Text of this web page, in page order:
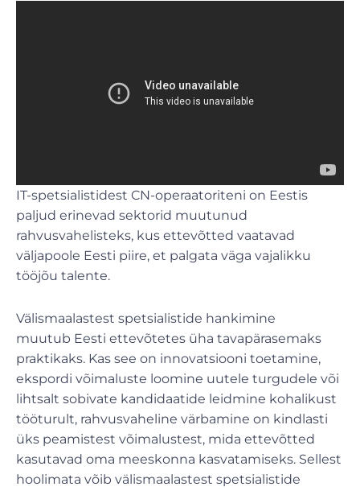
IT-spetsialistidest CN-operaatoriteni on Eestis
paljud erinevad sektorid muutunud
rahvusvahelisteks, kus ettevõtted vaatavad
väljapoole Eesti piire, et palgata väga vajalikku
tööjõu talente.
Välismaalastest spetsialistide hankimine
muutub Eesti ettevõtetes üha tavapärasemaks
praktikaks. Kas see on innovatsiooni toetamine,
ekspordi võimaluste loomine uutele turgudele või
lihtsalt sobivate kandidaatide leidmine kohalikust
tööturult, rahvusvaheline värbamine on kindlasti
üks peamistest võimalustest, mida ettevõtted
kasutavad oma meeskonna kasvatamiseks. Sellest
hoolimata võib välismaalastest spetsialistide